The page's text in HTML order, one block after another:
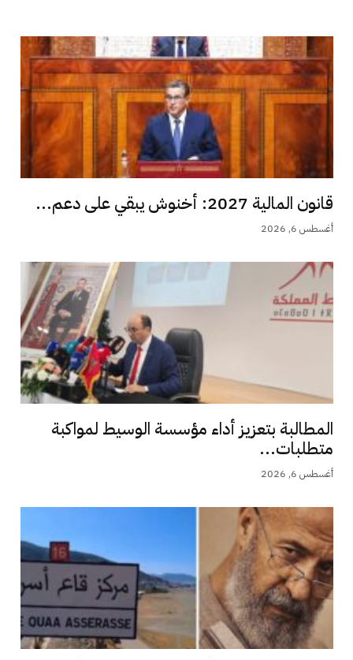
قانون المالية 2027: أخنوش يبقي على دعم...
أغسطس 6, 2026
المطالبة بتعزيز أداء مؤسسة الوسيط لمواكبة
متطلبات...
أغسطس 6, 2026